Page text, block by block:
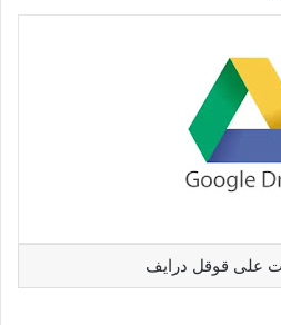
على قوقل درايف